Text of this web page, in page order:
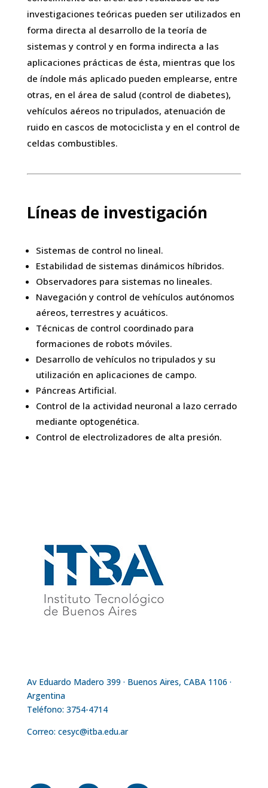
investigaciones teóricas pueden ser utilizados en
forma directa al desarrollo de la teoría de
sistemas y control y en forma indirecta a las
aplicaciones prácticas de ésta, mientras que los
de índole más aplicado pueden emplearse, entre
otras, en el área de salud (control de diabetes),
vehículos aéreos no tripulados, atenuación de
ruido en cascos de motociclista y en el control de
celdas combustibles.
Líneas de investigación
Sistemas de control no lineal.
Estabilidad de sistemas dinámicos híbridos.
Observadores para sistemas no lineales.
Navegación y control de vehículos autónomos
aéreos, terrestres y acuáticos.
Técnicas de control coordinado para
formaciones de robots móviles.
Desarrollo de vehículos no tripulados y su
utilización en aplicaciones de campo.
Páncreas Artificial.
Control de la actividad neuronal a lazo cerrado
mediante optogenética.
Control de electrolizadores de alta presión.
Av Eduardo Madero 399 · Buenos Aires, CABA 1106 ·
Argentina
Teléfono: 3754-4714
Correo: cesyc@itba.edu.ar